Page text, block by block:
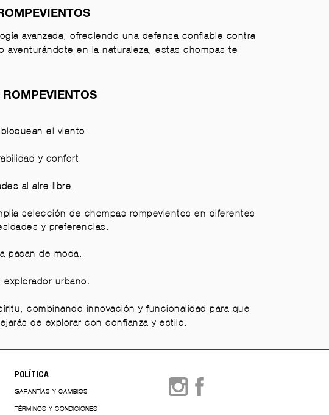
avanzada, ofreciendo una defensa confiable contra
aventurándote en la naturaleza, estas chompas te
el viento.
y confort.
al aire libre.
selección de chompas rompevientos en diferentes
y preferencias.
pasan de moda.
urbano.
combinando innovación y funcionalidad para que
de explorar con confianza y estilo.
POLÍTICA
GARANTÍAS Y CAMBIOS
TÉRMINOS Y CONDICIONES